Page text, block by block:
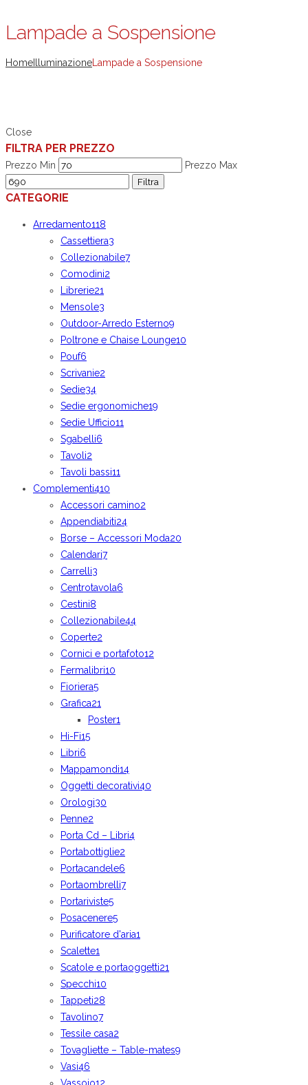
Lampade a Sospensione
Home Illuminazione Lampade a Sospensione
Close
FILTRA PER PREZZO
Prezzo Min
Prezzo Max
Filtra
CATEGORIE
Arredamento118
Cassettiera3
Collezionabile7
Comodini2
Librerie21
Mensole3
Outdoor-Arredo Esterno9
Poltrone e Chaise Lounge10
Pouf6
Scrivanie2
Sedie34
Sedie ergonomiche19
Sedie Ufficio11
Sgabelli6
Tavoli2
Tavoli bassi11
Complementi410
Accessori camino2
Appendiabiti24
Borse – Accessori Moda20
Calendari7
Carrelli3
Centrotavola6
Cestini8
Collezionabile44
Coperte2
Cornici e portafoto12
Fermalibri10
Fioriera5
Grafica21
Poster1
Hi-Fi15
Libri6
Mappamondi14
Oggetti decorativi40
Orologi30
Penne2
Porta Cd – Libri4
Portabottiglie2
Portacandele6
Portaombrelli7
Portariviste5
Posacenere5
Purificatore d'aria1
Scalette1
Scatole e portaoggetti21
Specchi10
Tappeti28
Tavolino7
Tessile casa2
Tovagliette – Table-mates9
Vasi46